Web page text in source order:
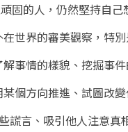
固的人，仍然堅持自
世界的審美觀察，特
事情的樣貌、挖掘事
個方向推進、試圖改
謊言、吸引他人注意